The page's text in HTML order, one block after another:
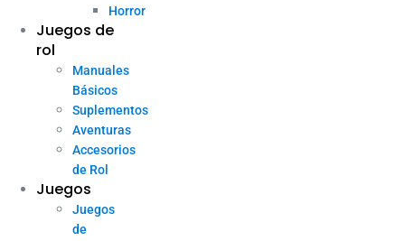
Horror
Juegos de
rol
Manuales
Básicos
Suplementos
Aventuras
Accesorios
de Rol
Juegos
Juegos
de